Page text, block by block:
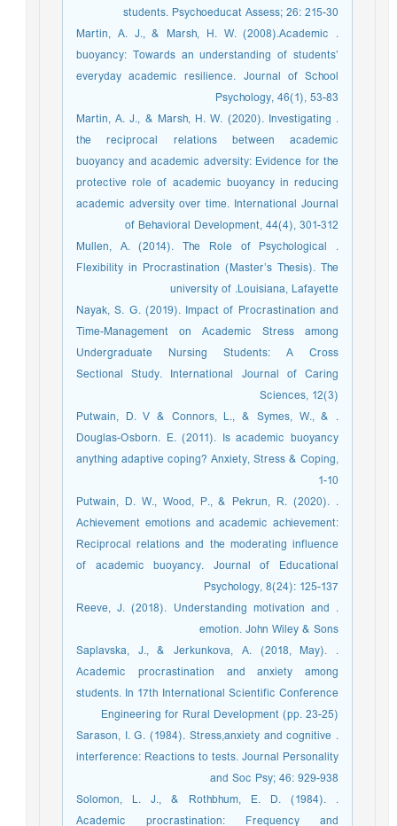
students. Psychoeducat Assess; 26: 215-30
. Martin, A. J., & Marsh, H. W. (2008).Academic
buoyancy: Towards an understanding of students’
everyday academic resilience. Journal of School
Psychology, 46(1), 53-83
. Martin, A. J., & Marsh, H. W. (2020). Investigating
the reciprocal relations between academic
buoyancy and academic adversity: Evidence for the
protective role of academic buoyancy in reducing
academic adversity over time. International Journal
of Behavioral Development, 44(4), 301-312
. Mullen, A. (2014). The Role of Psychological
Flexibility in Procrastination (Master’s Thesis). The
university of .Louisiana, Lafayette
Nayak, S. G. (2019). Impact of Procrastination and
Time-Management on Academic Stress among
Undergraduate Nursing Students: A Cross
Sectional Study. International Journal of Caring
Sciences, 12(3)
. Putwain, D. V & Connors, L., & Symes, W., &
Douglas-Osborn. E. (2011). Is academic buoyancy
anything adaptive coping? Anxiety, Stress & Coping,
1-10
. Putwain, D. W., Wood, P., & Pekrun, R. (2020).
Achievement emotions and academic achievement:
Reciprocal relations and the moderating influence
of academic buoyancy. Journal of Educational
Psychology, 8(24): 125-137
. Reeve, J. (2018). Understanding motivation and
emotion. John Wiley & Sons
. Saplavska, J., & Jerkunkova, A. (2018, May).
Academic procrastination and anxiety among
students. In 17th International Scientific Conference
Engineering for Rural Development (pp. 23-25)
. Sarason, I. G. (1984). Stress,anxiety and cognitive
interference: Reactions to tests. Journal Personality
and Soc Psy; 46: 929-938
. Solomon, L. J., & Rothbhum, E. D. (1984).
Academic procrastination: Frequency and